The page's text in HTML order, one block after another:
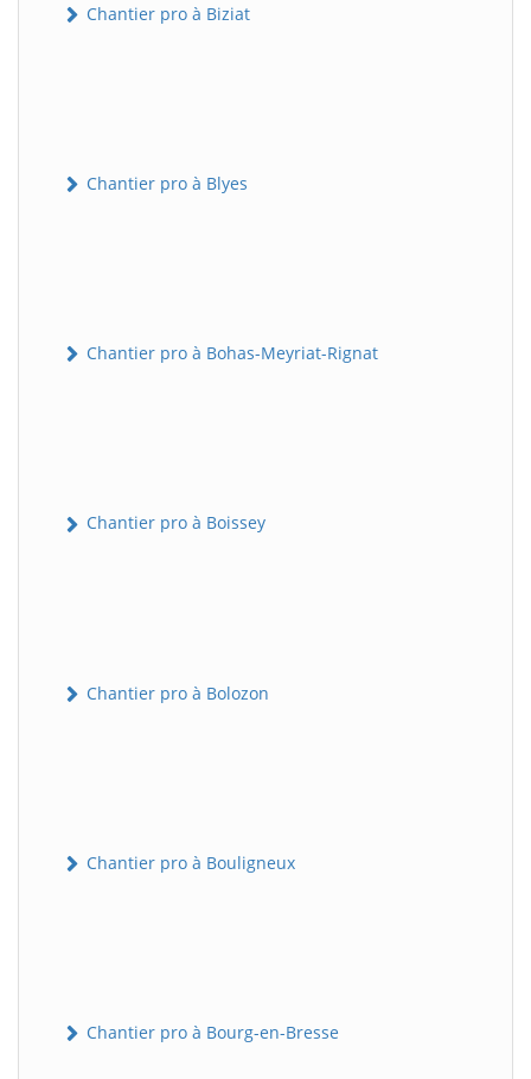
Chantier pro à Biziat
Chantier pro à Blyes
Chantier pro à Bohas-Meyriat-Rignat
Chantier pro à Boissey
Chantier pro à Bolozon
Chantier pro à Bouligneux
Chantier pro à Bourg-en-Bresse